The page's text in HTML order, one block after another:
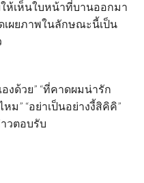
ห้เห็นใบหน้าที่บานออกมา
เผยภาพในลักษณะนี้เป็น
องด้วย” “ที่คาดผมน่ารัก
ม” “อย่าเป็นอย่างงี้สิคิคิ”
วตอบรับ